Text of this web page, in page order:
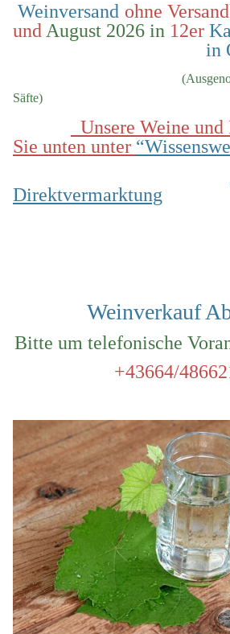
Weinversand ohne
und August 2026 in 12er
Säfte)
Unsere Weine und
Sie unten unter
Direktvermarktung
Weinverkauf
Bitte um telefonische
+43664/